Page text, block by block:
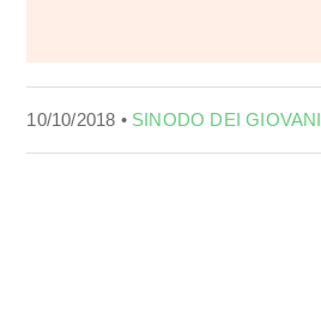
10/10/2018 • SINODO DEI GIOVANI